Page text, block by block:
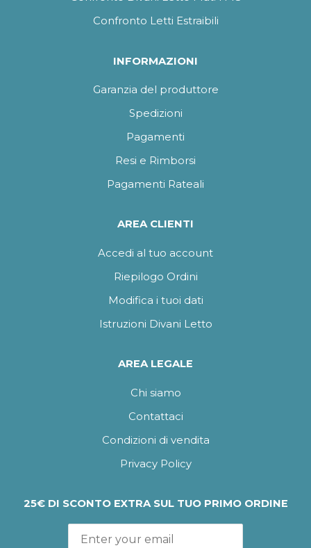
Confronto Letti Estraibili
INFORMAZIONI
Garanzia del produttore
Spedizioni
Pagamenti
Resi e Rimborsi
Pagamenti Rateali
AREA CLIENTI
Accedi al tuo account
Riepilogo Ordini
Modifica i tuoi dati
Istruzioni Divani Letto
AREA LEGALE
Chi siamo
Contattaci
Condizioni di vendita
Privacy Policy
25€ DI SCONTO EXTRA SUL TUO PRIMO ORDINE